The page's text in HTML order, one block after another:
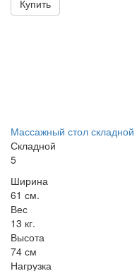
Купить
Массажный стол
Складной
5
Ширина
61 см.
Вес
13 кг.
Высота
74 см
Нагрузка